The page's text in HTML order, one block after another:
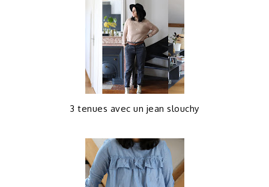
3 tenues avec un jean slouchy